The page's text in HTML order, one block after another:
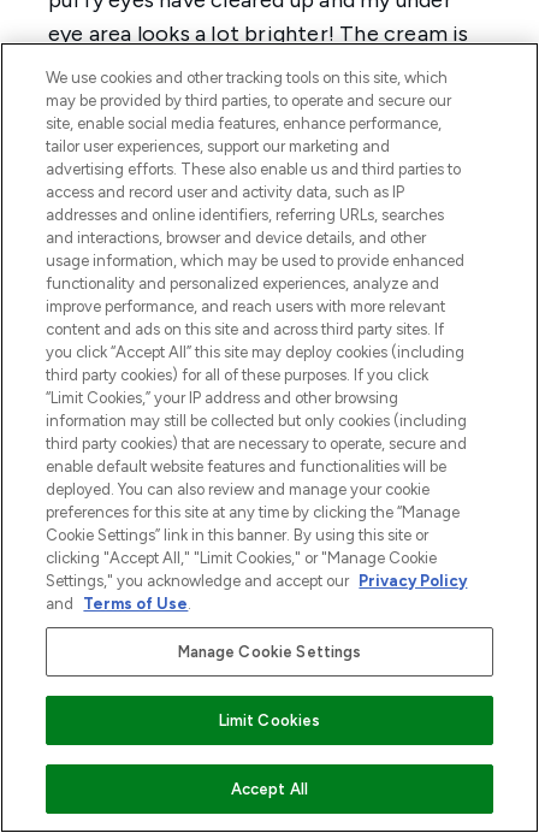
VOEG TOE AAN WINKELMANDJE
We use cookies and other tracking tools on this site, which
may be provided by third parties, to operate and secure our
site, enable social media features, enhance performance,
tailor user experiences, support our marketing and
advertising efforts. These also enable us and third parties to
access and record user and activity data, such as IP
addresses and online identifiers, referring URLs, searches
and interactions, browser and device details, and other
usage information, which may be used to provide enhanced
functionality and personalized experiences, analyze and
improve performance, and reach users with more relevant
content and ads on this site and across third party sites. If
you click “Accept All” this site may deploy cookies (including
third party cookies) for all of these purposes. If you click
“Limit Cookies,” your IP address and other browsing
information may still be collected but only cookies (including
third party cookies) that are necessary to operate, secure and
enable default website features and functionalities will be
deployed. You can also review and manage your cookie
preferences for this site at any time by clicking the “Manage
Cookie Settings” link in this banner. By using this site or
clicking "Accept All," "Limit Cookies," or "Manage Cookie
Settings," you acknowledge and accept our Privacy Policy
and
Terms of Use.
Manage Cookie Settings
Limit Cookies
Accept All